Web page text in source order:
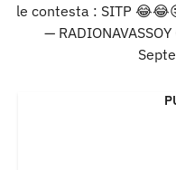
le contesta : SITP
—